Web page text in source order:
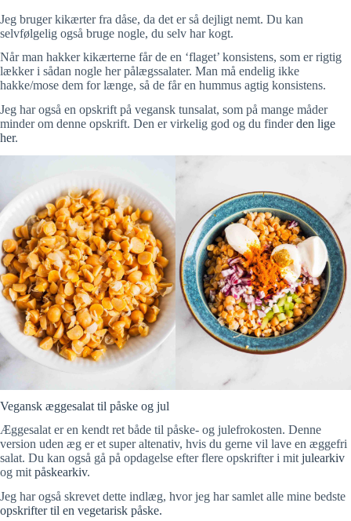
Jeg bruger kikærter fra dåse, da det er så dejligt nemt. Du kan
selvfølgelig også bruge nogle, du selv har kogt.
Når man hakker kikærterne får de en ‘flaget’ konsistens, som er rigtig
lækker i sådan nogle her pålægssalater. Man må endelig ikke
hakke/mose dem for længe, så de får en hummus agtig konsistens.
Jeg har også en opskrift på vegansk tunsalat, som på mange måder
minder om denne opskrift. Den er virkelig god og du finderden lige
her.
Vegansk æggesalat til påske og jul
Æggesalat er en kendt ret både til påske- og julefrokosten. Denne
version uden æg er et super altenativ, hvis du gerne vil lave en æggefri
salat. Du kan også gå på opdagelse efter flere opskrifter i mit julearkiv
og mit påskearkiv.
Jeg har også skrevet dette indlæg, hvor jeg har samlet alle mine bedste
opskrifter til en vegetarisk påske.